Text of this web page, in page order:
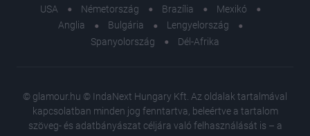
USA Németország Brazília
Mexikó
Anglia
Bulgária
Lengyelország
Spanyolország
Dél-Afrika
© glamour.hu © IndaNext Hungary Kft. Az oldalak tartalmával
kapcsolatban minden jog fenntartva, beleértve a tartalom
szöveg- és adatbányászat céljára való felhasználását is – a